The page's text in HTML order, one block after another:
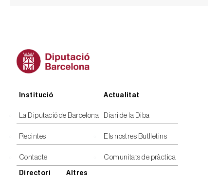
Peu
Institució
La Diputació de Barcelona
Recintes
Contacte
Actualitat
Diari de la Diba
Els nostres Butlletins
Comunitats de pràctica
Directori Altres